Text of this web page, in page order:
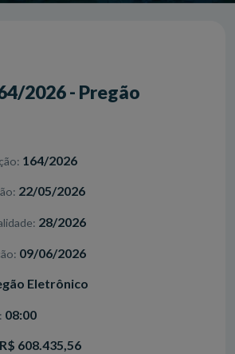
2026 - Pregão
164/2026
22/05/2026
28/2026
09/06/2026
Eletrônico
08:00
R$ 608.435,56